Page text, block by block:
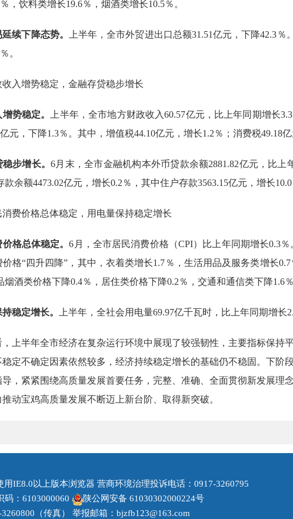
，饮料类增长19.6％，烟酒类增长10.5％。
续下降态势。 上半年 ，全市外贸进出口总额31.51亿元，下降42.3％
。
收入增势稳定，金融存贷稳步增长
势稳定。 上半年，全市地方财政收入60.57亿元，比上年同期增长3.3
亿元，下降1.3％。其中，增值税44.10亿元， 增长1.2 ％ ； 消费税49.18
稳步增长。6月末，全市金融机构本外币贷款余额2881.82亿元，比上
款余额4473.02亿元，增长0.2 ％ ， 其中住户存款3563.15亿元，增长10.0
消费价格总体稳定，用电量保持稳定增长
价格总体稳定。6月，全市居民消费价格（CPI）比上年同期增长0.3
格“四升四降”，其中，衣着类增长1.7％，生活用品及服务类增长
烟酒类价格下降0.4％，居住类价格下降0.2％，交通和通信类下降1.6
稳定增长。 上半年，全社会用电量69.97亿千瓦时，比上年同期增长
，上半年全市经济在复杂运行环境中展现了较强韧性，主要指标保持
定不确定因素依然较多，经济持续稳定增长的基础仍不稳固。下阶
，紧紧围绕高质量发展首要任务，完整、准确、全面贯彻新发展理
动宝鸡高质量发展不断迈上新台阶、取得新突破。
IE8.0以上版本浏览器 营商环境治理投诉电话：0917-3260795
码：6103000060
陕公网安备 61030302000224号
（传真） 举报邮箱：bjzfb123@163.com